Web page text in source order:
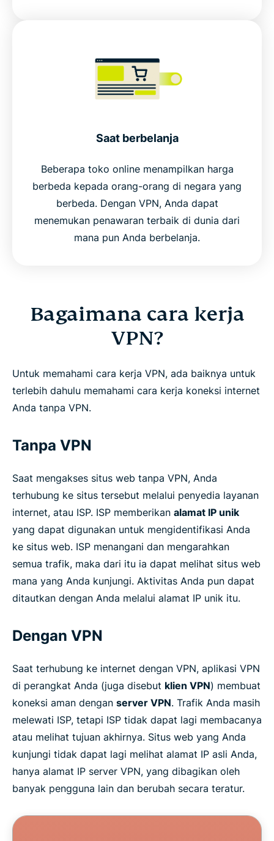
Saat berbelanja
Beberapa toko online menampilkan harga
berbeda kepada orang-orang di negara yang
berbeda. Dengan VPN, Anda dapat
menemukan penawaran terbaik di dunia dari
mana pun Anda berbelanja.
Bagaimana cara kerja
VPN?
Untuk memahami cara kerja VPN, ada baiknya untuk
terlebih dahulu memahami cara kerja koneksi internet
Anda tanpa VPN.
Tanpa VPN
Saat mengakses situs web tanpa VPN, Anda
terhubung ke situs tersebut melalui penyedia layanan
internet, atau ISP. ISP memberikan alamat IP unik
yang dapat digunakan untuk mengidentifikasi Anda
ke situs web. ISP menangani dan mengarahkan
semua trafik, maka dari itu ia dapat melihat situs web
mana yang Anda kunjungi. Aktivitas Anda pun dapat
ditautkan dengan Anda melalui alamat IP unik itu.
Dengan VPN
Saat terhubung ke internet dengan VPN, aplikasi VPN
di perangkat Anda (juga disebut klien VPN) membuat
koneksi aman dengan server VPN. Trafik Anda masih
melewati ISP, tetapi ISP tidak dapat lagi membacanya
atau melihat tujuan akhirnya. Situs web yang Anda
kunjungi tidak dapat lagi melihat alamat IP asli Anda,
hanya alamat IP server VPN, yang dibagikan oleh
banyak pengguna lain dan berubah secara teratur.